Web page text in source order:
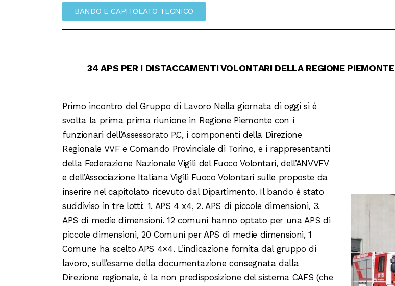
BANDO E CAPITOLATO TECNICO
34 APS PER I DISTACCAMENTI VOLONTARI DELLA REGIONE PIEMONTE
Primo incontro del Gruppo di Lavoro Nella giornata di oggi si è
svolta la prima prima riunione in Regione Piemonte con i
funzionari dell’Assessorato P.C, i componenti della Direzione
Regionale VVF e Comando Provinciale di Torino, e i rappresentanti
della Federazione Nazionale Vigili del Fuoco Volontari, dell’ANVVFV
e dell’Associazione Italiana Vigili Fuoco Volontari sulle proposte da
inserire nel capitolato ricevuto dal Dipartimento. Il bando è stato
suddiviso in tre lotti: 1. APS 4 x4, 2. APS di piccole dimensioni, 3.
APS di medie dimensioni. 12 comuni hanno optato per una APS di
piccole dimensioni, 20 Comuni per APS di medie dimensioni, 1
Comune ha scelto APS 4×4. L’indicazione fornita dal gruppo di
lavoro, sull’esame della documentazione consegnata dalla
Direzione regionale, è la non predisposizione del sistema CAFS (che